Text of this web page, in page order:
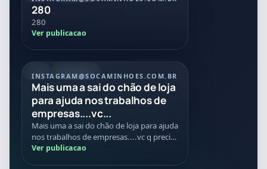
280
280
Ver publicacao
INSTAGRAM@SOCAMINHOES.COM.BR
Mais uma a sai do chão de loja
para ajuda nos trabalhos de
empresas....vc...
Mais uma a sai do chão de loja para ajuda
nos trabalhos de empresas....vc q precisa
de caminhões máquinas implementos
Ver publicacao